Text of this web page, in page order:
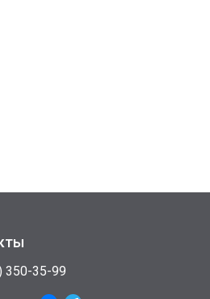
350-35-99